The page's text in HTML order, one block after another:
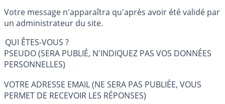
Votre message n'apparaîtra qu'après avoir été validé par
un administrateur du site.
QUI ÊTES-VOUS ?
PSEUDO (SERA PUBLIÉ, N'INDIQUEZ PAS VOS DONNÉES
PERSONNELLES)
VOTRE ADRESSE EMAIL (NE SERA PAS PUBLIÉE, VOUS
PERMET DE RECEVOIR LES RÉPONSES)